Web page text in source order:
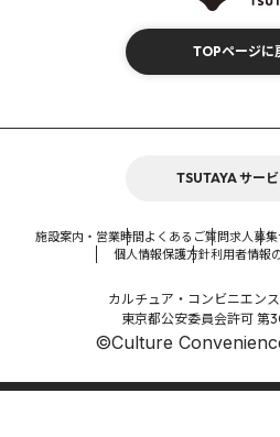
TOPページに
TSUTAYA サー
施設案内・営業時間よくあるご質問求人募集
個人情報保護方針利用者情報
カルチュア・コンビニエン
東京都公安委員会許可 第
©Culture